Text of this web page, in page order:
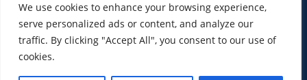
We use cookies to enhance your browsing experience,
serve personalized ads or content, and analyze our
traffic. By clicking "Accept All", you consent to our use of
cookies.
tél: 03 88 52 09 08
N° ORIAS 23004005